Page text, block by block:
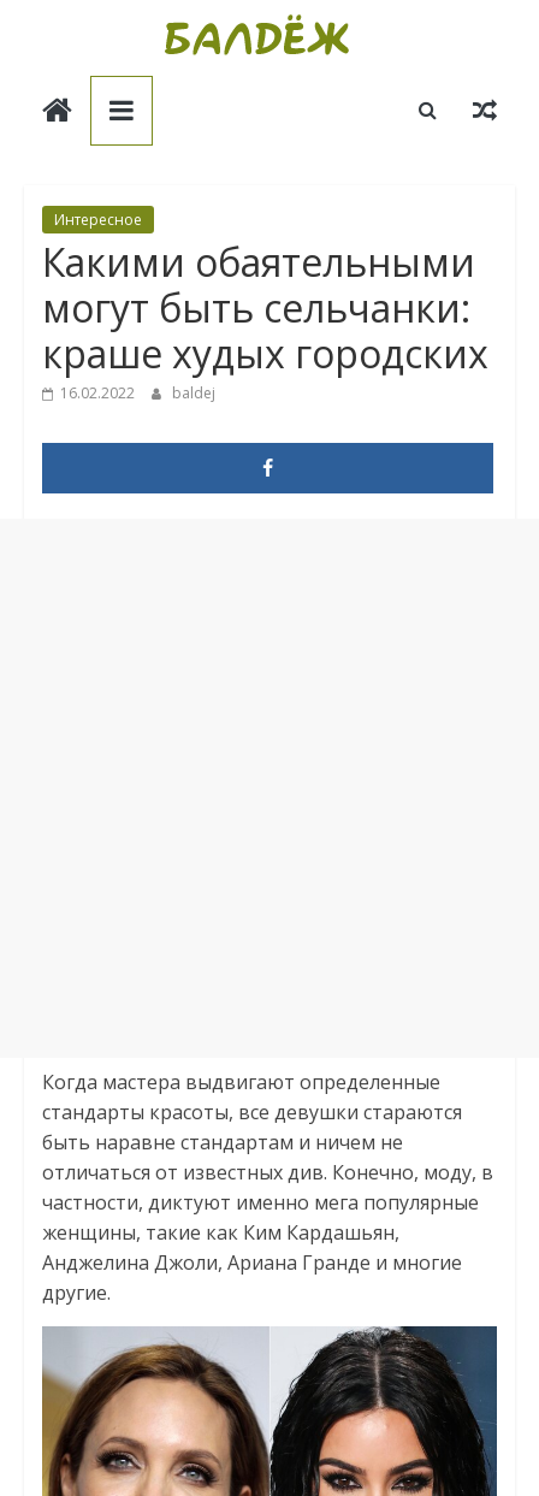
Балдёж
Интересное
Какими обаятельными
могут быть сельчанки:
краше худых городских
16.02.2022 baldej
Когда мастера выдвигают определенные
стандарты красоты, все девушки стараются
быть наравне стандартам и ничем не
отличаться от известных див. Конечно, моду, в
частности, диктуют именно мега популярные
женщины, такие как Ким Кардашьян,
Анджелина Джоли, Ариана Гранде и многие
другие.